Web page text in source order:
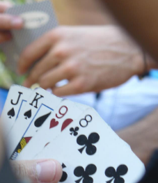
Office 365